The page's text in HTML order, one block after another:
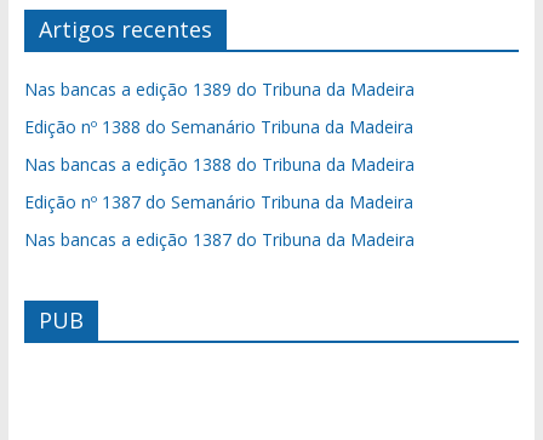
Artigos recentes
Nas bancas a edição 1389 do Tribuna da Madeira
Edição nº 1388 do Semanário Tribuna da Madeira
Nas bancas a edição 1388 do Tribuna da Madeira
Edição nº 1387 do Semanário Tribuna da Madeira
Nas bancas a edição 1387 do Tribuna da Madeira
PUB